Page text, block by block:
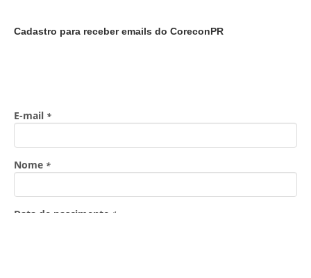
Cadastro para receber emails do CoreconPR